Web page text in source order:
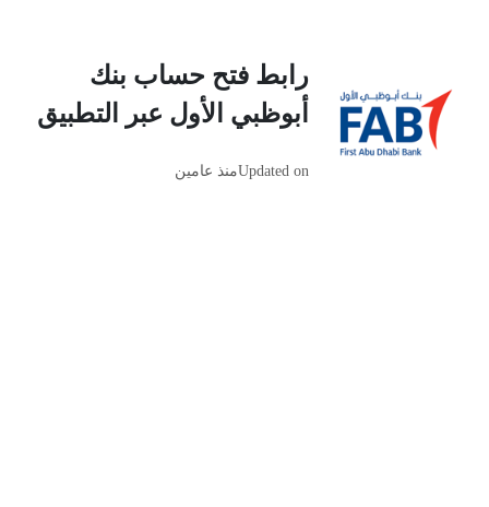
رابط فتح حساب بنك
أبوظبي الأول عبر التطبيق
Updated onمنذ عامين